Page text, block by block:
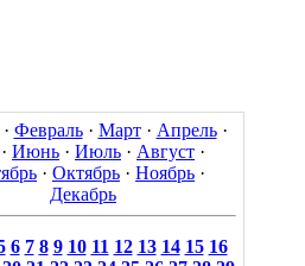
Февраль· Март· Апрель·
· Июнь · Июль · Август ·
· Октябрь · Ноябрь ·
Декабрь
6 7 8 9 10 11 12 13 14 15 16